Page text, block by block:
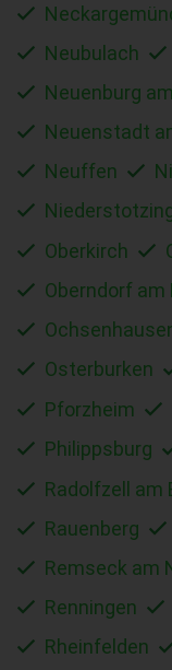
Neubulach
Neuenburg
Neuenstadt
Neuffen
Oberkirch
Oberndorf am
Osterburken
Pforzheim
Philippsburg
Radolfzell am
Rauenberg
Remseck am
Renningen
Rheinfelden